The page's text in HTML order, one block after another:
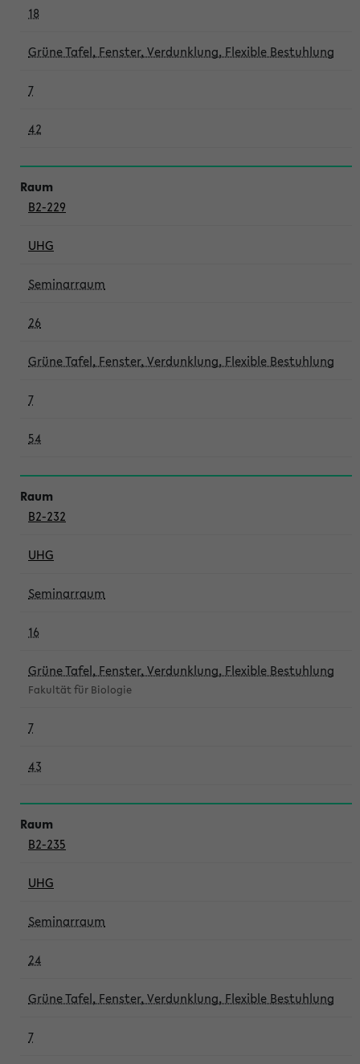
18
Grüne Tafel, Fenster, Verdunklung, Flexible Bestuhlung
7
42
B2-229
UHG
Seminarraum
26
Grüne Tafel, Fenster, Verdunklung, Flexible Bestuhlung
7
54
B2-232
UHG
Seminarraum
16
Grüne Tafel, Fenster, Verdunklung, Flexible Bestuhlung
Fakultät für Biologie
7
43
B2-235
UHG
Seminarraum
24
Grüne Tafel, Fenster, Verdunklung, Flexible Bestuhlung
7